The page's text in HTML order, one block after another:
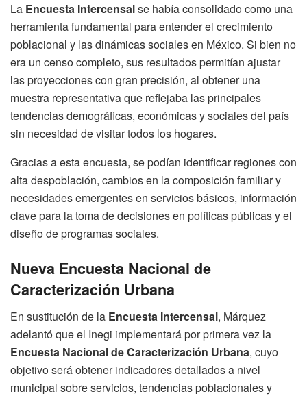
La Encuesta Intercensalse había consolidado como una
herramienta fundamental para entender el crecimiento
poblacional y las dinámicas sociales en México. Si bien no
era un censo completo, sus resultados permitían ajustar
las proyecciones con gran precisión, al obtener una
muestra representativa que reflejaba las principales
tendencias demográficas, económicas y sociales del país
sin necesidad de visitar todos los hogares.
Gracias a esta encuesta, se podían identificar regiones con
alta despoblación, cambios en la composición familiar y
necesidades emergentes en servicios básicos, información
clave para la toma de decisiones en políticas públicas y el
diseño de programas sociales.
Nueva Encuesta Nacional de
Caracterización Urbana
En sustitución de la Encuesta Intercensal, Márquez
adelantó que el Inegi implementará por primera vez la
Encuesta Nacional de Caracterización Urbana, cuyo
objetivo será obtener indicadores detallados a nivel
municipal sobre servicios, tendencias poblacionales y